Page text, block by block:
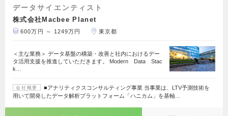
データサイエンティスト
株式会社Macbee Planet
600万円 ～ 1249万円 東京都
＜主な業務＞ データ基盤の構築・改善と社内におけるデー
タ活用支援を推進していただきます。 Modern Data Stac
k…
会社概要
■アナリティクスコンサルティング事業 当事業は、LTV予測技術を
用いて開発したデータ解析プラットフォーム「ハニカム」を基軸…